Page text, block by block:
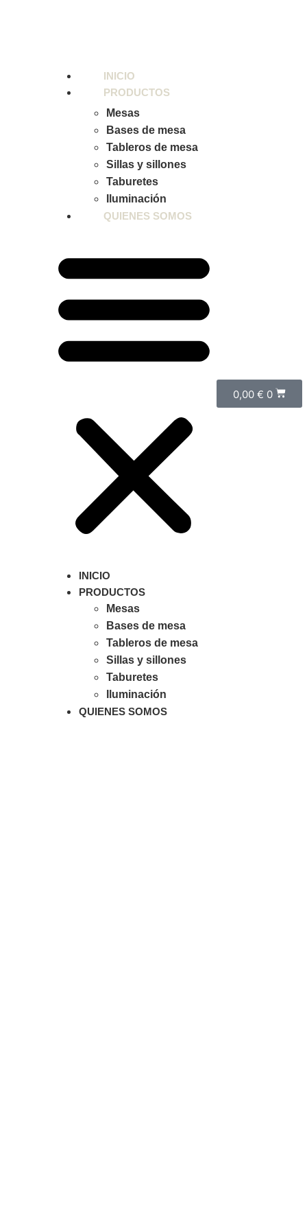
INICIO
PRODUCTOS
Mesas
Bases de mesa
Tableros de mesa
Sillas y sillones
Taburetes
Iluminación
QUIENES SOMOS
INICIO
PRODUCTOS
Mesas
Bases de mesa
Tableros de mesa
Sillas y sillones
Taburetes
Iluminación
QUIENES SOMOS
0,00 € 0